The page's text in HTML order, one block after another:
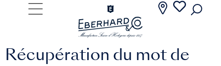
Récupération du mot de